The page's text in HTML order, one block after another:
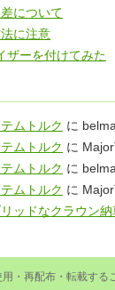
について
に注意
ザーを付けてみた
ムトルク に
ムトルク に
ムトルク に
ムトルク に
ッドなクラウン納
・再配布・転載する